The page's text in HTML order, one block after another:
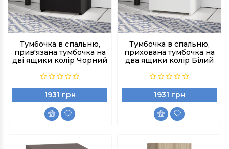
Тумбочка в спальню,
прив'язана тумбочка на
дві ящики колір Чорний
1931 грн
Тумбочка в спальню,
прихована тумбочка на
два ящики колір Білий
1931 грн